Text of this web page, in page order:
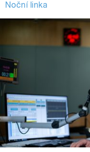
Noční linka